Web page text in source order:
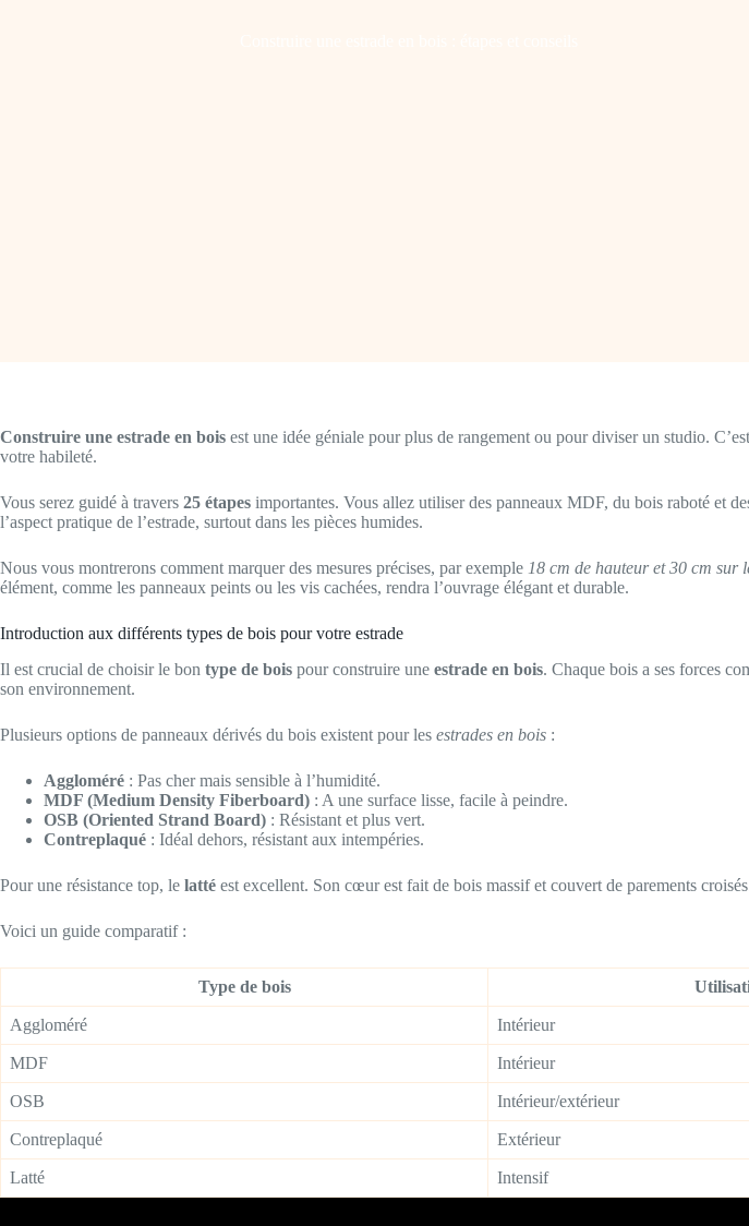
Construire une estrade en bois est une idée géniale pour plus de rangement ou pour diviser un studio.
votre habileté.
Vous serez guidé à travers 25 étapes importantes. Vous allez utiliser des panneaux MDF, du bois raboté et
l’aspect pratique de l’estrade, surtout dans les pièces humides.
Nous vous montrerons comment marquer des mesures précises, par exemple 18 cm de hauteur et 30 cm sur
élément, comme les panneaux peints ou les vis cachées, rendra l’ouvrage élégant et durable.
Introduction aux différents types de bois pour votre estrade
Il est crucial de choisir le bon type de bois pour construire une estrade en bois. Chaque bois a ses forces
son environnement.
Plusieurs options de panneaux dérivés du bois existent pour les estrades en bois :
Aggloméré : Pas cher mais sensible à l’humidité.
MDF (Medium Density Fiberboard) : A une surface lisse, facile à peindre.
OSB (Oriented Strand Board) : Résistant et plus vert.
Contreplaqué : Idéal dehors, résistant aux intempéries.
Pour une résistance top, le latté est excellent. Son cœur est fait de bois massif et couvert de parements
Voici un guide comparatif :
Type de bois
Aggloméré Intérieur
MDF Intérieur
OSB Intérieur/extérieur
Contreplaqué Extérieur
Latté Intensif